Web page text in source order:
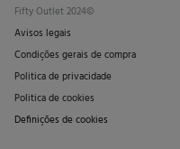
Fifty Outlet 2024©
Avisos legais
Condições gerais de compra
Politica de privacidade
Politica de cookies
Definições de cookies